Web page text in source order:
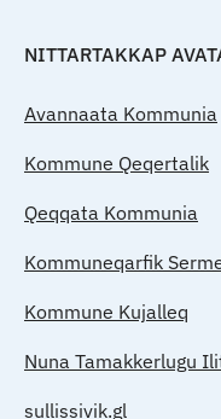
NITTARTAKKAP
Avannaata Kommunia
Kommune Qeqertalik
Qeqqata Kommunia
Kommuneqarfik
Kommune Kujalleq
Nuna Tamakkerlugu
sullissivik.gl